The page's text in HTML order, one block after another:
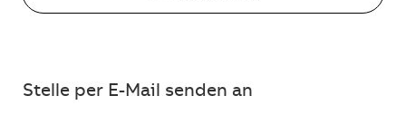
Stelle per E-Mail senden an